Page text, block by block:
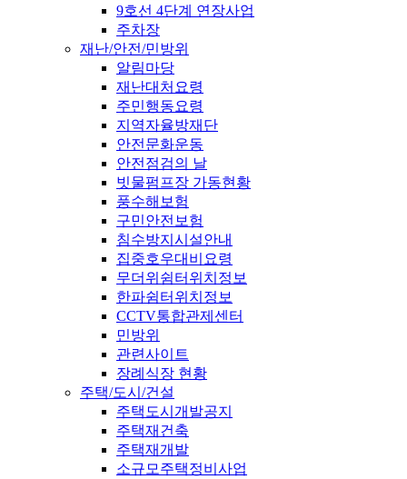
9호선 4단계 연장사업
주차장
재난/안전/민방위
알림마당
재난대처요령
주민행동요령
지역자율방재단
안전문화운동
안전점검의 날
빗물펌프장 가동현황
풍수해보험
구민안전보험
침수방지시설안내
집중호우대비요령
무더위쉼터위치정보
한파쉼터위치정보
CCTV통합관제센터
민방위
관련사이트
장례식장 현황
주택/도시/건설
주택도시개발공지
주택재건축
주택재개발
소규모주택정비사업